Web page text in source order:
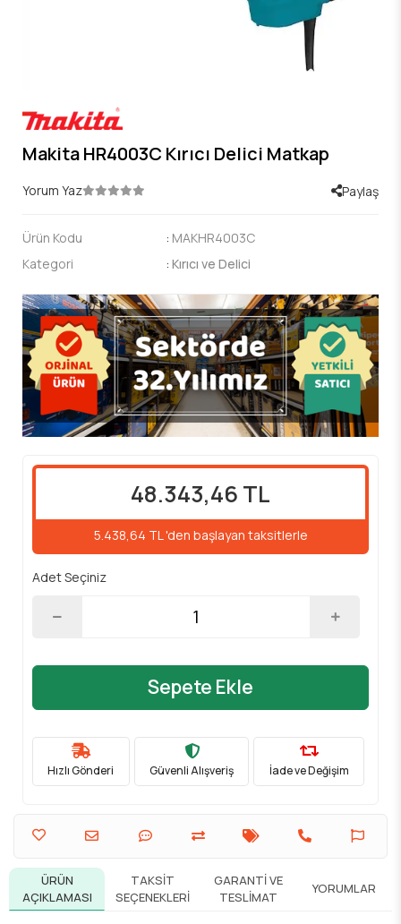
Makita HR4003C Kırıcı Delici Matkap
Yorum Yaz Paylaş
Ürün Kodu : MAKHR4003C
Kategori
: Kırıcı ve Delici
48.343,46 TL
5.438,64 TL 'den başlayan taksitlerle
Adet Seçiniz
Sepete Ekle
Hızlı Gönderi Güvenli Alışveriş İade ve Değişim
ÜRÜN
AÇIKLAMASI
TAKSIT
SEÇENEKLERI
GARANTI VE
TESLIMAT
YORUMLAR